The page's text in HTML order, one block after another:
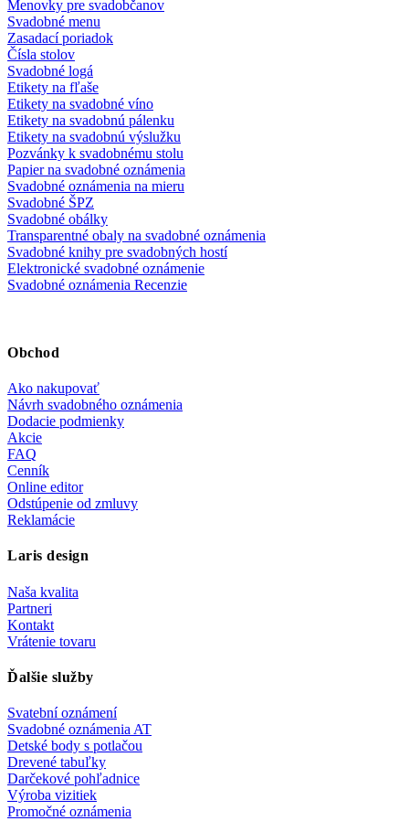
Menovky pre svadobčanov
Svadobné menu
Zasadací poriadok
Čísla stolov
Svadobné logá
Etikety na fľaše
Etikety na svadobné víno
Etikety na svadobnú pálenku
Etikety na svadobnú výslužku
Pozvánky k svadobnému stolu
Papier na svadobné oznámenia
Svadobné oznámenia na mieru
Svadobné ŠPZ
Svadobné obálky
Transparentné obaly na svadobné oznámenia
Svadobné knihy pre svadobných hostí
Elektronické svadobné oznámenie
Svadobné oznámenia Recenzie
Obchod
Ako nakupovať
Návrh svadobného oznámenia
Dodacie podmienky
Akcie
FAQ
Cenník
Online editor
Odstúpenie od zmluvy
Reklamácie
Laris design
Naša kvalita
Partneri
Kontakt
Vrátenie tovaru
Ďalšie služby
Svatební oznámení
Svadobné oznámenia AT
Detské body s potlačou
Drevené tabuľky
Darčekové pohľadnice
Výroba vizitiek
Promočné oznámenia